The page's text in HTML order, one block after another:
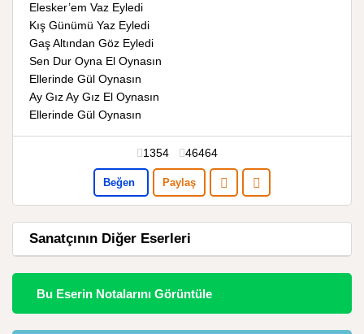
Elesker’em Vaz Eyledi
Kış Günümü Yaz Eyledi
Gaş Altından Göz Eyledi
Sen Dur Oyna El Oynasın
Ellerinde Gül Oynasın
Ay Gız Ay Gız El Oynasın
Ellerinde Gül Oynasın
1354 46464
Beğen Paylaş
Sanatçının Diğer Eserleri
Bu Eserin Notalarını Görüntüle